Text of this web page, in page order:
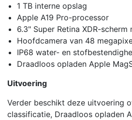
1 TB interne opslag
Apple A19 Pro-processor
6.3" Super Retina XDR-
Hoofdcamera van 48
IP68 water- en
Draadloos opladen Apple
Uitvoering
Verder beschikt deze uitvoering
classificatie, Draadloos opladen